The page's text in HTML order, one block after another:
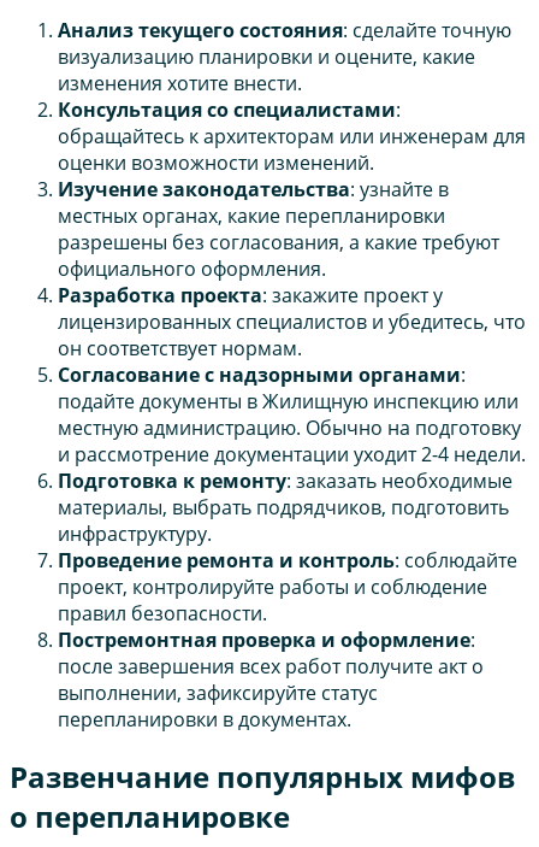
Анализ текущего состояния: сделайте точную
визуализацию планировки и оцените, какие
изменения хотите внести.
Консультация со специалистами:
обращайтесь к архитекторам или инженерам для
оценки возможности изменений.
Изучение законодательства: узнайте в
местных органах, какие перепланировки
разрешены без согласования, а какие требуют
официального оформления.
Разработка проекта: закажите проект у
лицензированных специалистов и убедитесь, что
он соответствует нормам.
Согласование с надзорными органами:
подайте документы в Жилищную инспекцию или
местную администрацию. Обычно на подготовку
и рассмотрение документации уходит 2-4 недели.
Подготовка к ремонту: заказать необходимые
материалы, выбрать подрядчиков, подготовить
инфраструктуру.
Проведение ремонта и контроль: соблюдайте
проект, контролируйте работы и соблюдение
правил безопасности.
Постремонтная проверка и оформление:
после завершения всех работ получите акт о
выполнении, зафиксируйте статус
перепланировки в документах.
Развенчание популярных мифов
о перепланировке